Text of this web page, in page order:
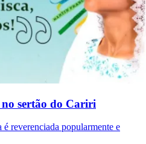
sertão do Cariri
reverenciada popularmente e